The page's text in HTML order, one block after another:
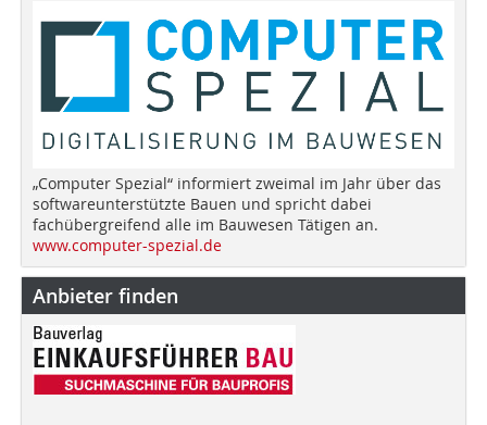
„Computer Spezial“ informiert zweimal im Jahr über das
softwareunterstützte Bauen und spricht dabei
fachübergreifend alle im Bauwesen Tätigen an.
www.computer-spezial.de
Anbieter finden